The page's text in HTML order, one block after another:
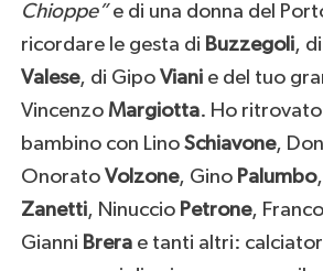
Chioppe”e di una donna del
ricordare le gesta di Buzzegoli,
Valese, di Gipo Vianie del tuo
Vincenzo Margiotta. Ho
bambino con Lino Schiavone,
Onorato Volzone, Gino Palumbo
Zanetti, Ninuccio Petrone, Franco
Gianni Brerae tanti altri: